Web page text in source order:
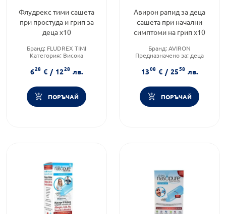
Флудрекс тими сашета
при простуда и грип за
деца x10
Бранд: FLUDREX TIMI
Категория: Висока
Приложение:орално
628 € / 1228 лв.
ПОРЪЧАЙ
Авирон рапид за деца
сашета при начални
симптоми на грип х10
Бранд: AVIRON
Предназначено за: деца
1308 € / 2558 лв.
ПОРЪЧАЙ